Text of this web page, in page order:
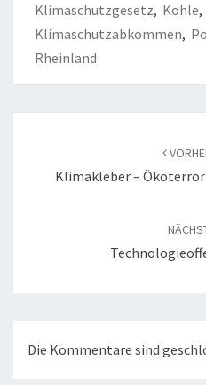
Klimaschutzgesetz, Kohle,
Klimaschutzabkommen,
Rheinland
Klimakleber –
Die Kommentare sind